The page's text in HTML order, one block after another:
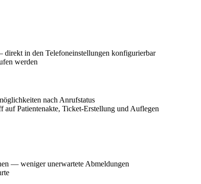
direkt in den Telefoneinstellungen konfigurierbar
werden
nach Anrufstatus
Patientenakte, Ticket-Erstellung und Auflegen
— weniger unerwartete Abmeldungen